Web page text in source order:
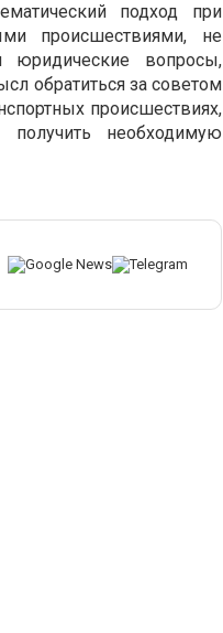
подход при
происшествиями, не
юридические вопросы,
обратиться за советом
происшествиях,
необходимую